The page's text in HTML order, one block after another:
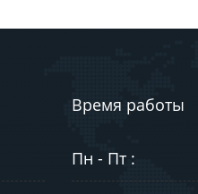
Время работы
Пн - Пт :